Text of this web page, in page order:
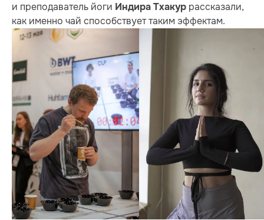
и преподаватель йоги Индира Тхакур рассказали,
как именно чай способствует таким эффектам.